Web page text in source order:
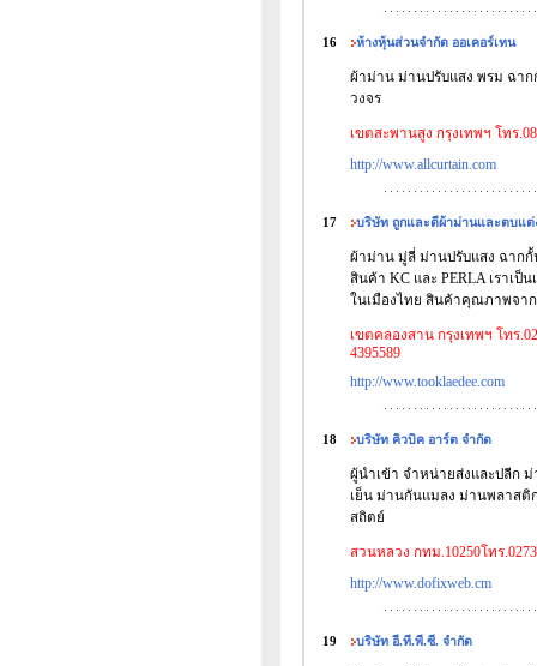
16 ห้างหุ้นส่วนจำกัด ออเคอร์เทน
ผ้าม่าน ม่านปรับแสง พรม ฉา
วงจร
เขตสะพานสูง กรุงเทพฯ โทร
http://www.allcurtain.com
17 บริษัท ถูกและดีผ้าม่านและตบแต่
ผ้าม่าน มู่ลี่ ม่านปรับแสง ฉาก
สินค้า KC และ PERLA เราเ
ในเมืองไทย สินค้าคุณภาพจาก
เขตคลองสาน กรุงเทพฯ โทร
4395589
http://www.tooklaedee.com
18 บริษัท คิวบิค อาร์ต จำกัด
ผู้นำเข้า จำหน่ายส่งและปลีก
เย็น ม่านกันแมลง ม่านพลาสติ
สถิตย์
สวนหลวง กทม.10250โทร
http://www.dofixweb.cm
19 บริษัท อี.ที.พี.ซี. จำกัด